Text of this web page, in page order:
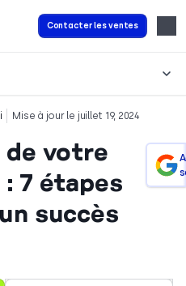
Contacter les ventes
Mise à jour le juillet 19, 2024
de votre
7 étapes
succès